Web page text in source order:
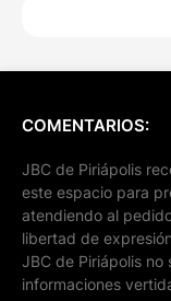
COMENTARIOS:
JBC de Piriápolis
este espacio para
atendiendo al
libertad de
JBC de Piriápolis no
informaciones